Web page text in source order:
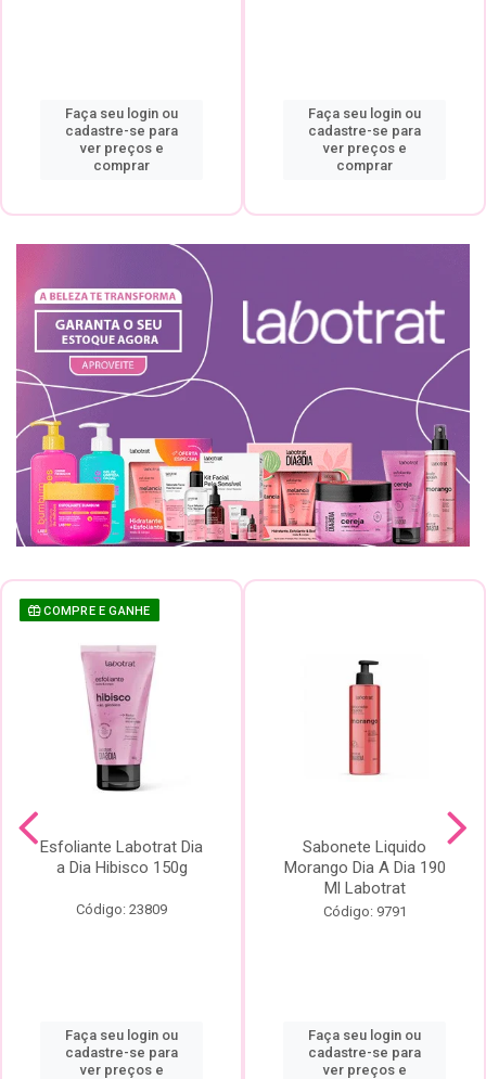
Faça seu login ou
cadastre-se para
ver preços e
comprar
Faça seu login ou
cadastre-se para
ver preços e
comprar
COMPRE E GANHE
Esfoliante Labotrat Dia
a Dia Hibisco 150g
Código: 23809
Faça seu login ou
cadastre-se para
ver preços e
Sabonete Liquido
Morango Dia A Dia 190
Ml Labotrat
Código: 9791
Faça seu login ou
cadastre-se para
ver preços e